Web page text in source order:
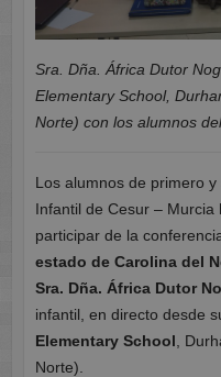
Sra. Dña. África Dutor
Elementary School,
Norte) con los alumnos
Los alumnos de primero
Infantil de Cesur –
participar de la
estado de Carolina del
Sra. Dña. África Dutor
infantil, en directo desde
Elementary School ,
Norte).